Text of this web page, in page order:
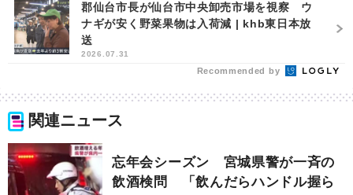
郡仙台市長が仙台市中央卸売市場を視察 ウ
ナギが安く野菜果物は入荷減 | khb東日本放
送
2026.07.31
Recommended by
関連ニュース
忘年会シーズン 宮城県警が一斉の
飲酒検問 「飲んだらハンドル握ら